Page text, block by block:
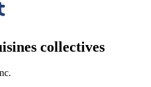
collectives